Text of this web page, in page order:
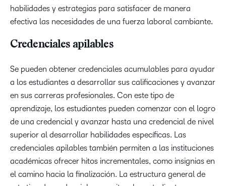
habilidades y estrategias para satisfacer de manera
efectiva las necesidades de una fuerza laboral cambiante.
Credenciales apilables
Se pueden obtener credenciales acumulables para ayudar
a los estudiantes a desarrollar sus calificaciones y avanzar
en sus carreras profesionales. Con este tipo de
aprendizaje, los estudiantes pueden comenzar con el logro
de una credencial y avanzar hasta una credencial de nivel
superior al desarrollar habilidades específicas. Las
credenciales apilables también permiten a las instituciones
académicas ofrecer hitos incrementales, como insignias en
el camino hacia la finalización. La estructura general de